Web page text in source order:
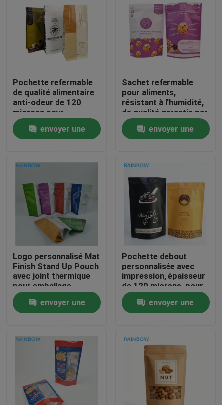
À la maison
Nous contacter
Nouvelles
Les affaires
Demandez un devis
Empaquetage de sachets en matière plastique
Emballage de sac de casse-croûte
Emballage de poche de bec
Pochette refermable
de qualité alimentaire
anti-odeur de 120
microns pour
emballage de café et
de collationsenvoyer une
Sachet refermable
pour aliments,
résistant à l'humidité,
de qualité garantie par
thermoscellage, taille
personnalisée, à fond
plat
envoyer une
Logo personnalisé Mat
Finish Stand Up Pouch
avec joint thermique
pour emballage
alimentaire
recouvreableenvoyer une
Pochette debout
personnalisée avec
impression, épaisseur
de 120 microns, pour
emballage alimentaire
de café conforme FDA
envoyer une